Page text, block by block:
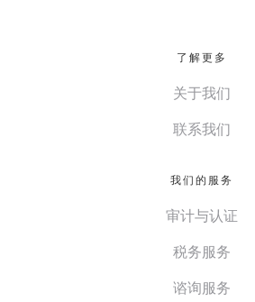
了解更多
关于我们
联系我们
我们的服务
审计与认证
税务服务
谘询服务